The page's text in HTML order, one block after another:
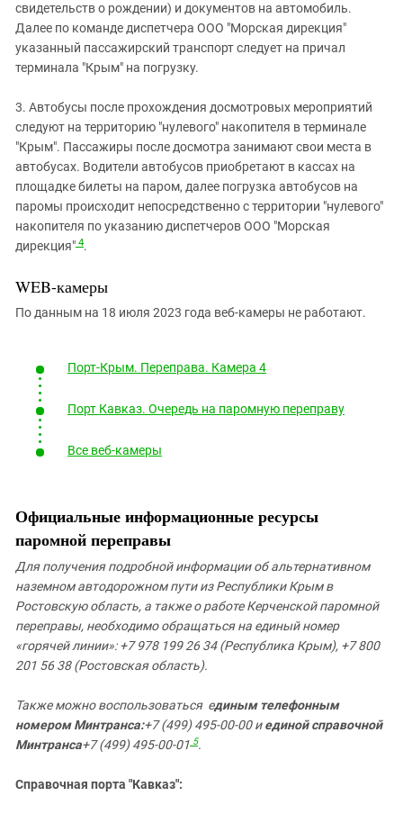
свидетельств о рождении) и документов на автомобиль.
Далее по команде диспетчера ООО "Морская дирекция"
указанный пассажирский транспорт следует на причал
терминала "Крым" на погрузку.
3. Автобусы после прохождения досмотровых мероприятий
следуют на территорию "нулевого" накопителя в терминале
"Крым". Пассажиры после досмотра занимают свои места в
автобусах. Водители автобусов приобретают в кассах на
площадке билеты на паром, далее погрузка автобусов на
паромы происходит непосредственно с территории "нулевого"
накопителя по указанию диспетчеров ООО "Морская
дирекция" 4.
WEB-камеры
По данным на 18 июля 2023 года веб-камеры не работают.
Порт-Крым. Переправа. Камера 4
Порт Кавказ. Очередь на паромную переправу
Все веб-камеры
Официальные информационные ресурсы
паромной переправы
Дляполучения подробной информации об альтернативном
наземном автодорожном пути из Республики Крым в
Ростовскую область, а также о работе Керченской паромной
переправы, необходимо обращаться на единый номер
«горячей линии»: +7 978 199 26 34 (Республика Крым), +7 800
201 56 38 (Ростовская область).
Также можно воспользоваться единым телефонным
номером Минтранса:+7 (499) 495-00-00 иединой справочной
Минтранса+7 (499) 495-00-01 5.
Справочная порта "Кавказ":